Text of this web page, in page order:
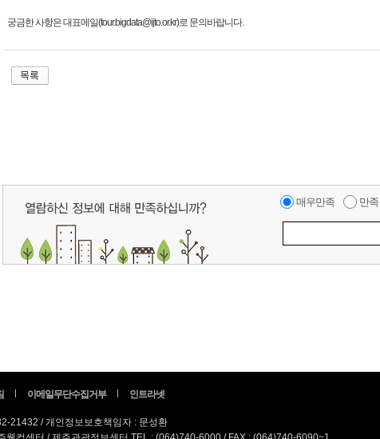
궁금한 사항은 대표메일(tour.bigdata@ijto.or.kr)로 문의바랍니다.
매우만족 만족
이메일무단수집거부 인트라넷
21432 / 개인정보보호책임자 : 문성환